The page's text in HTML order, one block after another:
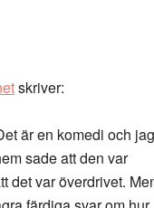
skriver:
är en komedi och jag
sade att den var
det var överdrivet.